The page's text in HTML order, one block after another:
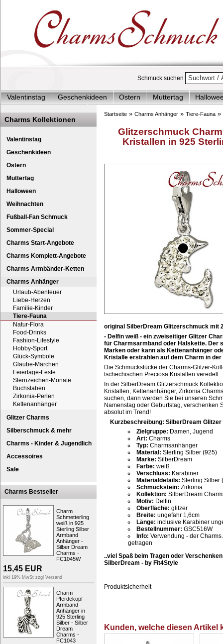
Schmuck suchen
Valentinstag Geschenkideen Ostern Muttertag
Charms Start-Angebote
Charms Komplett-Angebote
Charms
Silberschmuck & mehr
Charms - Kinder & Jugendlich
Charms Kollektionen
Valentinstag
Geschenkideen
Ostern
Muttertag
Halloween
Weihnachten
Fußball-Fan Schmuck
Sommer-Special
Charms Start-Angebote
Charms Komplett-Angebote
Charms Armbänder-Ketten
Charms Anhänger
Urlaub-Abenteuer
Liebe-Herzen
Familie-Kinder
Tiere-Fauna
Natur-Flora
Food-Drinks
Fashion-Lifestyle
Hobby-Sport
Glück-Symbole
Glaube-Märchen
Feiertage-Feste
Sternzeichen-Monate
Buchstaben
Zirkonia-Perlen
Kettenanhänger
Glitzer Charms
Silberschmuck & mehr
Charms - Kinder & Jugendlich
Accessoires
Sale
Charms Bestseller
Charm
Schmetterling
weiß in 925
Sterling Silber
Armband
Anhänger -
Silber Dream
Charms -
FC1045W
15,45 EUR
inkl 19% MwSt zzgl Versand
Charm
Pferdekopf
Armband
Anhänger in
925 Sterling
Silber - Silber
Dream
Charms -
FC1043
Startseite » Charms Anhänger » Tiere-Fauna »
Glitzerschmuck
Kristallen in 925
original SilberDream Glitzerschmuck mit
- Delfin weiß - ein zweiseitiger Glitzer
für Charmsarmband oder Halskette. Der
Marken oder kann als Kettenanhänger
Kristalle erstrahlen auf dem Charm in der
Die Schmuckstücke der Charms-Glitzer-
tschechischen Preciosa Kristallen veredelt.
In der SilberDream Glitzerschmuck
Kristallen, Kettenanhänger, Zirkonia
suchen, dann werden Sie bei unseren
Namenstag oder Geburtstag,
absolut im Trend!
Kurzbeschreibung: SilberDream
Zielgruppe: Damen, Jugend
Art: Charms
Typ: Charmsanhänger
Material: Sterling Silber (925)
Marke: SilberDream
Farbe: weiß
Verschluss: Karabiner
Materialdetails: Sterling Silber
Schmuckstein: Zirkonia
Kollektion: SilberDream
Motiv: Delfin
Oberfläche: glitzer
Breite: ungefähr 1,6cm
Länge: inclusive Karabiner
Bestellnummer: GSC516W
Info: Verwendung - der
getragen
..viel Spaß beim Tragen oder
SilberDream - by Fit4Style
Produktsicherheit
Kunden, welche diesen Artikel